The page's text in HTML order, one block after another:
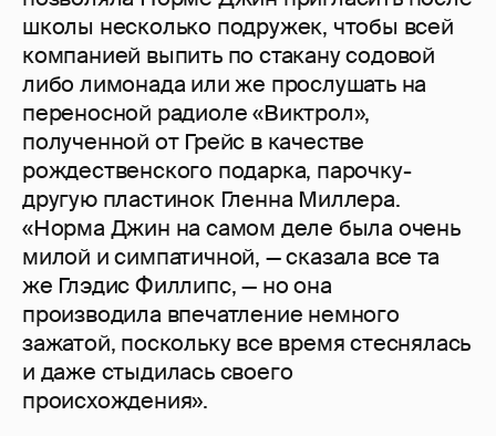
школы несколько подружек, чтобы всей
компанией выпить по стакану содовой
либо лимонада или же прослушать на
переносной радиоле «Виктрол»,
полученной от Грейс в качестве
рождественского подарка, парочку-
другую пластинок Гленна Миллера.
«Норма Джин на самом деле была очень
милой и симпатичной, — сказала все та
же Глэдис Филлипс, — но она
производила впечатление немного
зажатой, поскольку все время стеснялась
и даже стыдилась своего
происхождения».